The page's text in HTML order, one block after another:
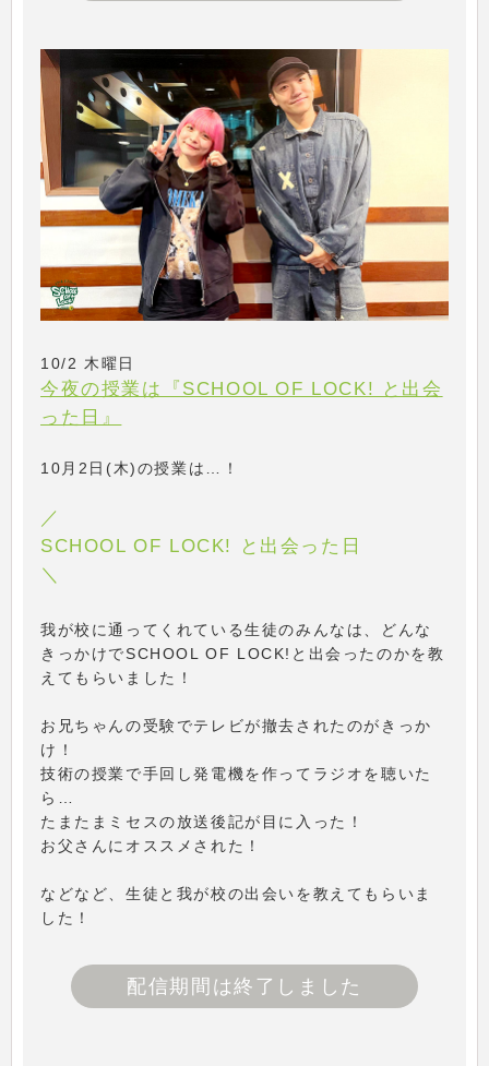
10/2 木曜日
今夜の授業は『SCHOOL OF LOCK! と出会
った日』
10月2日(木)の授業は…！
／
SCHOOL OF LOCK! と出会った日
＼
我が校に通ってくれている生徒のみんなは、どんな
きっかけでSCHOOL OF LOCK!と出会ったのかを教
えてもらいました！
お兄ちゃんの受験でテレビが撤去されたのがきっか
け！
技術の授業で手回し発電機を作ってラジオを聴いた
ら…
たまたまミセスの放送後記が目に入った！
お父さんにオススメされた！
などなど、生徒と我が校の出会いを教えてもらいま
した！
配信期間は終了しました